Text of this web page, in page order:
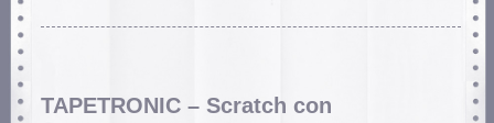
revista
TAPETRONIC – Scratch con